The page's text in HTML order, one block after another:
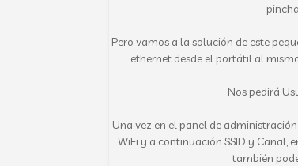
Pero vamos a la solución de este
ethernet desde el portátil al
Nos pedirá
Una vez en el panel de
WiFi y a continuación SSID y Canal,
también